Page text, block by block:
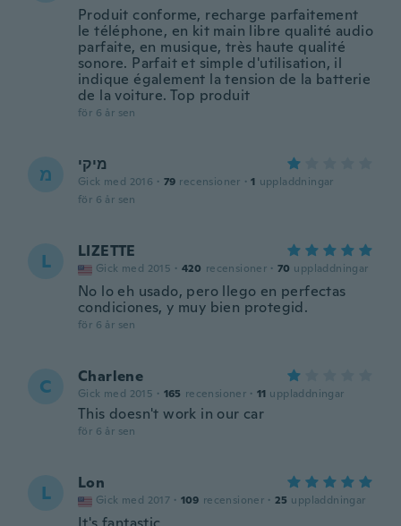
Produit conforme, recharge parfaitement
le téléphone, en kit main libre qualité audio
parfaite, en musique, très haute qualité
sonore. Parfait et simple d'utilisation, il
indique également la tension de la batterie
de la voiture. Top produit
för 6 år sen
מ מיקי
Gick med 2016 · 79 recensioner · 1 uppladdningar
för 6 år sen
L LIZETTE
Gick med 2015 · 420 recensioner · 70 uppladdningar
No lo eh usado, pero llego en perfectas
condiciones, y muy bien protegid.
för 6 år sen
C Charlene
Gick med 2015 · 165 recensioner · 11 uppladdningar
This doesn't work in our car
för 6 år sen
L Lon
Gick med 2017 · 109 recensioner · 25 uppladdningar